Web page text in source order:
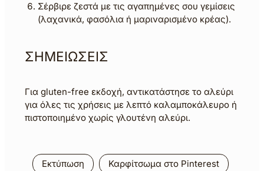
Σέρβιρε ζεστά με τις αγαπημένες σου γεμίσεις
(λαχανικά, φασόλια ή μαριναρισμένο κρέας).
ΣΗΜΕΙΩΣΕΙΣ
Για gluten-free εκδοχή, αντικατάστησε το αλεύρι
για όλες τις χρήσεις με λεπτό καλαμποκάλευρο ή
πιστοποιημένο χωρίς γλουτένη αλεύρι.
Εκτύπωση Καρφίτσωμα στο Pinterest